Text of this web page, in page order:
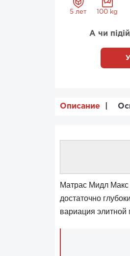
5 лет 100 kg
А чи
Описание
Матрас Мидл Макс
достаточно
вариация элитной